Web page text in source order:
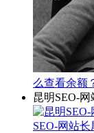
么查看余额
昆明SEO-
SEO-网站